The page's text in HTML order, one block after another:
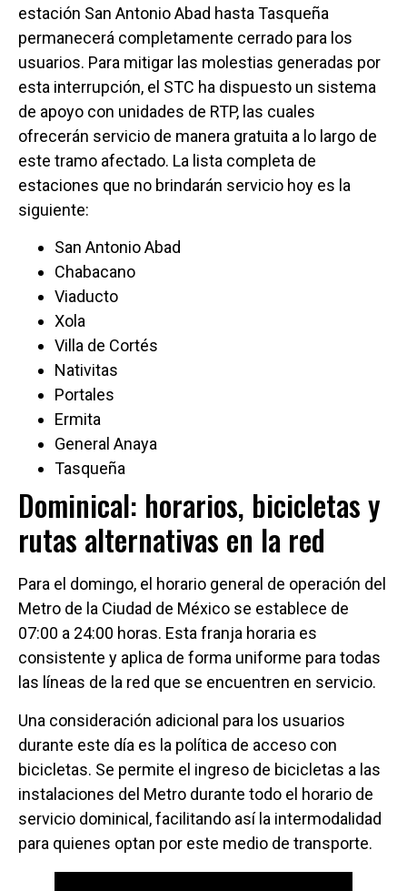
estación San Antonio Abad hasta Tasqueña
permanecerá completamente cerrado para los
usuarios. Para mitigar las molestias generadas por
esta interrupción, el STC ha dispuesto un sistema
de apoyo con unidades de RTP, las cuales
ofrecerán servicio de manera gratuita a lo largo de
este tramo afectado. La lista completa de
estaciones que no brindarán servicio hoy es la
siguiente:
San Antonio Abad
Chabacano
Viaducto
Xola
Villa de Cortés
Nativitas
Portales
Ermita
General Anaya
Tasqueña
Dominical: horarios, bicicletas y
rutas alternativas en la red
Para el domingo, el horario general de operación del
Metro de la Ciudad de México se establece de
07:00 a 24:00 horas. Esta franja horaria es
consistente y aplica de forma uniforme para todas
las líneas de la red que se encuentren en servicio.
Una consideración adicional para los usuarios
durante este día es la política de acceso con
bicicletas. Se permite el ingreso de bicicletas a las
instalaciones del Metro durante todo el horario de
servicio dominical, facilitando así la intermodalidad
para quienes optan por este medio de transporte.